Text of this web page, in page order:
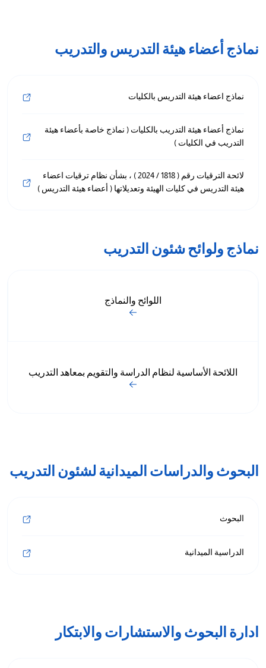
نماذج أعضاء هيئة التدريس والتدريب
نماذج اعضاء هيئة التدريس بالكليات
نماذج أعضاء هيئة التدريب بالكليات ( نماذج خاصة بأعضاء هيئة
التدريب في الكليات )
لائحة الترقيات رقم ( 1818 / 2024 ) ، بشأن نظام ترقيات اعضاء
هيئة التدريس في كليات الهيئة وتعديلاتها ( أعضاء هيئة التدريس )
نماذج ولوائح شئون التدريب
اللوائح والنماذج
اللائحة الأساسية لنظام الدراسة والتقويم بمعاهد التدريب
البحوث والدراسات الميدانية لشئون التدريب
البحوث
الدراسية الميدانية
ادارة البحوث والاستشارات والابتكار